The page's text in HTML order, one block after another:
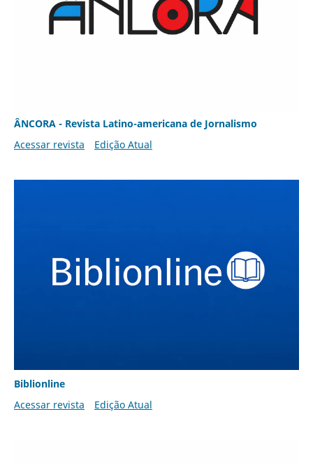
ÂNCORA - Revista Latino-americana de Jornalismo
Acessar revista
Edição Atual
Biblionline
Acessar revista
Edição Atual